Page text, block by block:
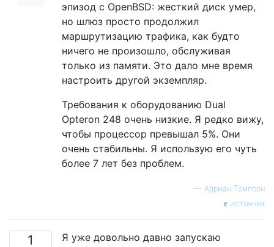
эпизод с OpenBSD: жесткий диск умер,
но шлюз просто продолжил
маршрутизацию трафика, как будто
ничего не произошло, обслуживая
только из памяти. Это дало мне время
настроить другой экземпляр.
Требования к оборудованию Dual
Opteron 248 очень низкие. Я редко вижу,
чтобы процессор превышал 5%. Они
очень стабильны. Я использую его чуть
более 7 лет без проблем.
— Адриан Томпсон
источник
1
Я уже довольно давно запускаю